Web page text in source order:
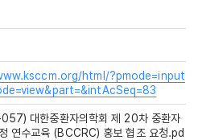
html/?pmode=input
대한중환자의학회 제 20차 중환자
연수교육 (BCCRC) 홍보 협조 요청.pd